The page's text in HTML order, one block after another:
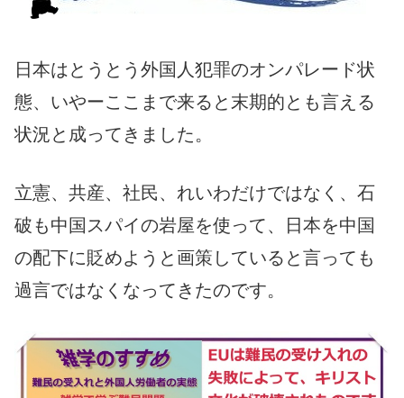
日本はとうとう外国人犯罪のオンパレード状
態、いやーここまで来ると末期的とも言える
状況と成ってきました。
立憲、共産、社民、れいわだけではなく、石
破も中国スパイの岩屋を使って、日本を中国
の配下に貶めようと画策していると言っても
過言ではなくなってきたのです。